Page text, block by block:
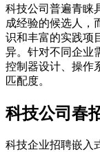
科技公司普遍青睐
成经验的候选人，
识和丰富的实践项
异。针对不同企业
控制器设计、操作
匹配度。
科技公司春
科技企业招聘嵌入